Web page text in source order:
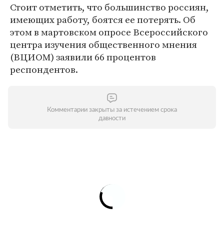
Стоит отметить, что большинство россиян,
имеющих работу, боятся ее потерять. Об
этом в мартовском опросе Всероссийского
центра изучения общественного мнения
(ВЦИОМ) заявили 66 процентов
респондентов.
Комментарии закрыты за истечением срока
давности